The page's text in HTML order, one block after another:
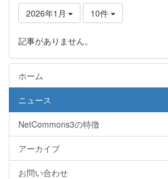
2026年1月 10件
記事がありません。
ホーム
ニュース
NetCommons3の特徴
アーカイブ
お問い合わせ